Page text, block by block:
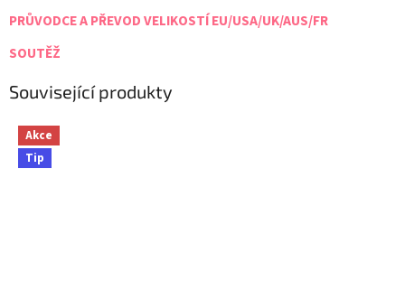
PRŮVODCE A PŘEVOD VELIKOSTÍ EU/USA/UK/AUS/FR
SOUTĚŽ
Související produkty
Akce
Tip